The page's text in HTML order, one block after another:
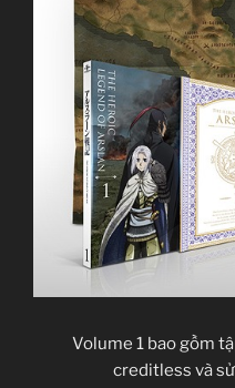
Volume 1 bao gồm
creditless và